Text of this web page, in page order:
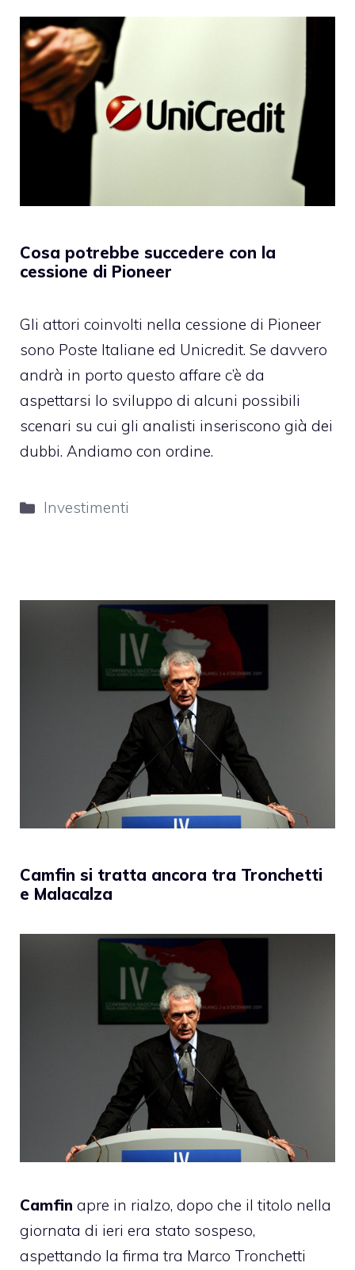
Cosa potrebbe succedere con la
cessione di Pioneer
Gli attori coinvolti nella cessione di Pioneer
sono Poste Italiane ed Unicredit. Se davvero
andrà in porto questo affare c’è da
aspettarsi lo sviluppo di alcuni possibili
scenari su cui gli analisti inseriscono già dei
dubbi. Andiamo con ordine.
Categorie
Investimenti
Camfin si tratta ancora tra Tronchetti
e Malacalza
Camfin apre in rialzo, dopo che il titolo nella
giornata di ieri era stato sospeso,
aspettando la firma tra Marco Tronchetti